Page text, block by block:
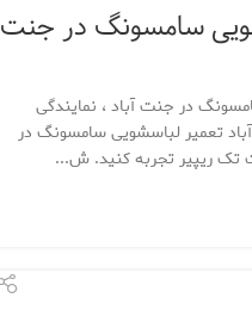
سامسونگ در جنت
در جنت آباد ، نمایندگی
تعمیر لباسشویی سامسونگ در
تک ریپیر تجربه کنید. ش...